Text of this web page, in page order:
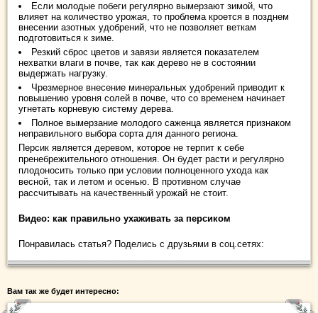
Если молодые побеги регулярно вымерзают зимой, что
влияет на количество урожая, то проблема кроется в позднем
внесении азотных удобрений, что не позволяет веткам
подготовиться к зиме.
Резкий сброс цветов и завязи является показателем
нехватки влаги в почве, так как дерево не в состоянии
выдержать нагрузку.
Чрезмерное внесение минеральных удобрений приводит к
повышению уровня солей в почве, что со временем начинает
угнетать корневую систему дерева.
Полное вымерзание молодого саженца является признаком
неправильного выбора сорта для данного региона.
Персик является деревом, которое не терпит к себе
пренебрежительного отношения. Он будет расти и регулярно
плодоносить только при условии полноценного ухода как
весной, так и летом и осенью. В противном случае
рассчитывать на качественный урожай не стоит.
Видео: как правильно ухаживать за персиком
Понравилась статья? Поделись с друзьями в соц.сетях:
Вам так же будет интересно: